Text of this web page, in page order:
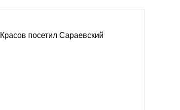
посетил Сараевский